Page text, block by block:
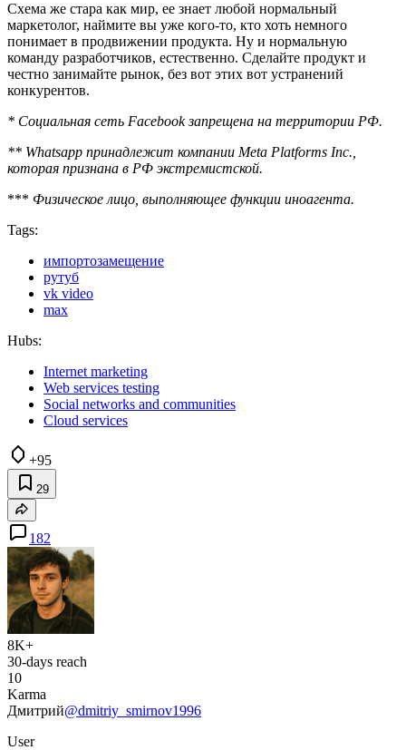
Схема же стара как мир, ее знает любой нормальный
маркетолог, наймите вы уже кого-то, кто хоть немного
понимает в продвижении продукта. Ну и нормальную
команду разработчиков, естественно. Сделайте продукт и
честно занимайте рынок, без вот этих вот устранений
конкурентов.
* Социальная сеть Facebook запрещена на территории РФ.
** Whatsapp принадлежит компании Meta Platforms Inc.,
которая признана в РФ экстремистской.
*** Физическое лицо, выполняющее функции иноагента.
Tags:
импортозамещение
рутуб
vk video
max
Hubs:
Internet marketing
Web services testing
Social networks and communities
Cloud services
+95
29
182
8K+
30-days reach
10
Karma
Дмитрий@dmitriy_smirnov1996
User